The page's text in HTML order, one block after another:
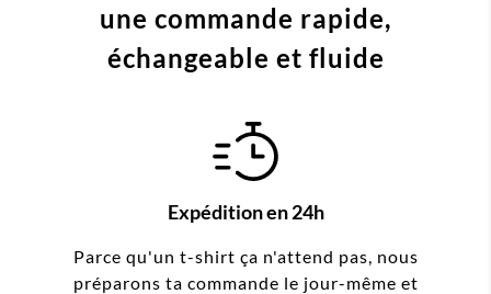
une commande rapide,
échangeable et fluide
Expédition en 24h
Parce qu'un t-shirt ça n'attend pas, nous
préparons ta commande le jour-même et